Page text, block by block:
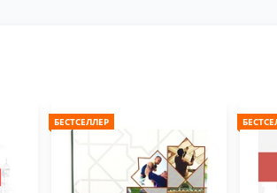
БЕСТСЕЛЛЕР